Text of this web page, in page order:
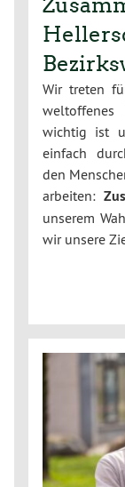
Wir treten
weltoffenes
wichtig ist
einfach
den
arbeiten:
unserem
wir unsere